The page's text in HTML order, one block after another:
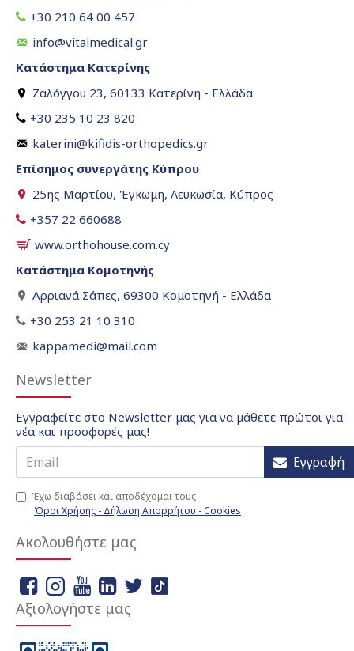
+30 210 64 00 457
info@vitalmedical.gr
Κατάστημα Κατερίνης
Ζαλόγγου 23, 60133 Κατερίνη - Ελλάδα
+30 235 10 23 820
katerini@kifidis-orthopedics.gr
Επίσημος συνεργάτης Κύπρου
25ης Μαρτίου, Έγκωμη, Λευκωσία, Κύπρος
+357 22 660688
www.orthohouse.com.cy
Κατάστημα Κομοτηνής
Αρριανά Σάπες, 69300 Κομοτηνή - Ελλάδα
+30 253 21 10 310
kappamedi@mail.com
Newsletter
Εγγραφείτε στο Newsletter μας για να μάθετε πρώτοι για
νέα και προσφορές μας!
Εγγραφή
Έχω διαβάσει και αποδέχομαι τους
Όροι Χρήσης - Δήλωση Απορρήτου - Cookies
Ακολουθήστε μας
Αξιολογήστε μας